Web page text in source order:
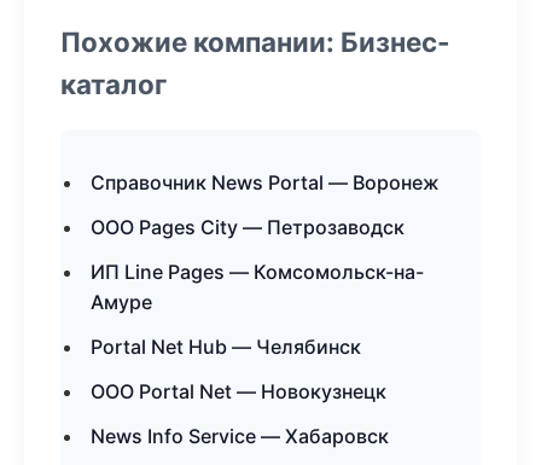
Похожие компании: Бизнес-
каталог
Справочник News Portal — Воронеж
ООО Pages City — Петрозаводск
ИП Line Pages — Комсомольск-на-
Амуре
Portal Net Hub — Челябинск
ООО Portal Net — Новокузнецк
News Info Service — Хабаровск